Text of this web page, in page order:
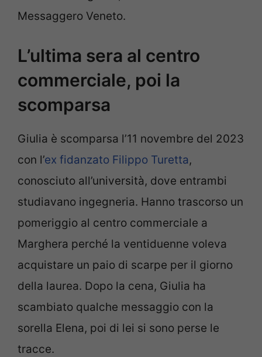
Messaggero Veneto.
L’ultima sera al centro
commerciale, poi la
scomparsa
Giulia è scomparsa l’11 novembre del 2023
con l’ex fidanzato Filippo Turetta,
conosciuto all’università, dove entrambi
studiavano ingegneria. Hanno trascorso un
pomeriggio al centro commerciale a
Marghera perché la ventiduenne voleva
acquistare un paio di scarpe per il giorno
della laurea. Dopo la cena, Giulia ha
scambiato qualche messaggio con la
sorella Elena, poi di lei si sono perse le
tracce.